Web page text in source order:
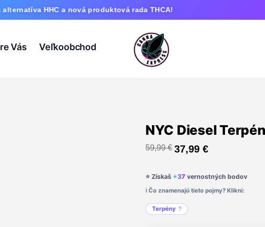
a nová produktová rada THCA!
Vás Veľkoobchod
NYC Diesel
59,99€ 37,99 €
⭐ Získaš +37 vernostných bodov
ℹ️ Čo znamenajú tieto pojmy? Klikni:
Terpény